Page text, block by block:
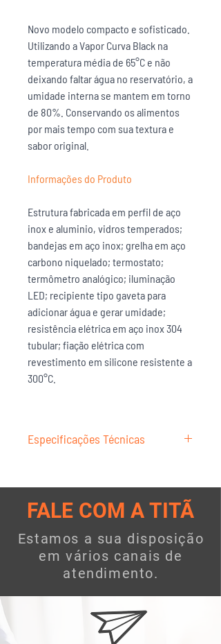
Novo modelo compacto e sofisticado.
Utilizando a Vapor Curva Black na
temperatura média de 65°C e não
deixando faltar água no reservatório, a
umidade interna se mantem em torno
de 80%. Conservando os alimentos
por mais tempo com sua textura e
sabor original.
Informações do Produto
Estrutura fabricada em perfil de aço
inox e aluminio, vidros temperados;
bandejas em aço inox; grelha em aço
carbono niquelado; termostato;
termômetro analógico; iluminação
LED; recipiente tipo gaveta para
adicionar água e gerar umidade;
resistência elétrica em aço inox 304
tubular; fiação elétrica com
revestimento em silicone resistente a
300°C.
Especificações Técnicas
Curva
Black 8BT
TENSÃO
127 ou
220V
FALE COM A TITÃ
Estamos a sua disposição
em vários canais de
atendimento.